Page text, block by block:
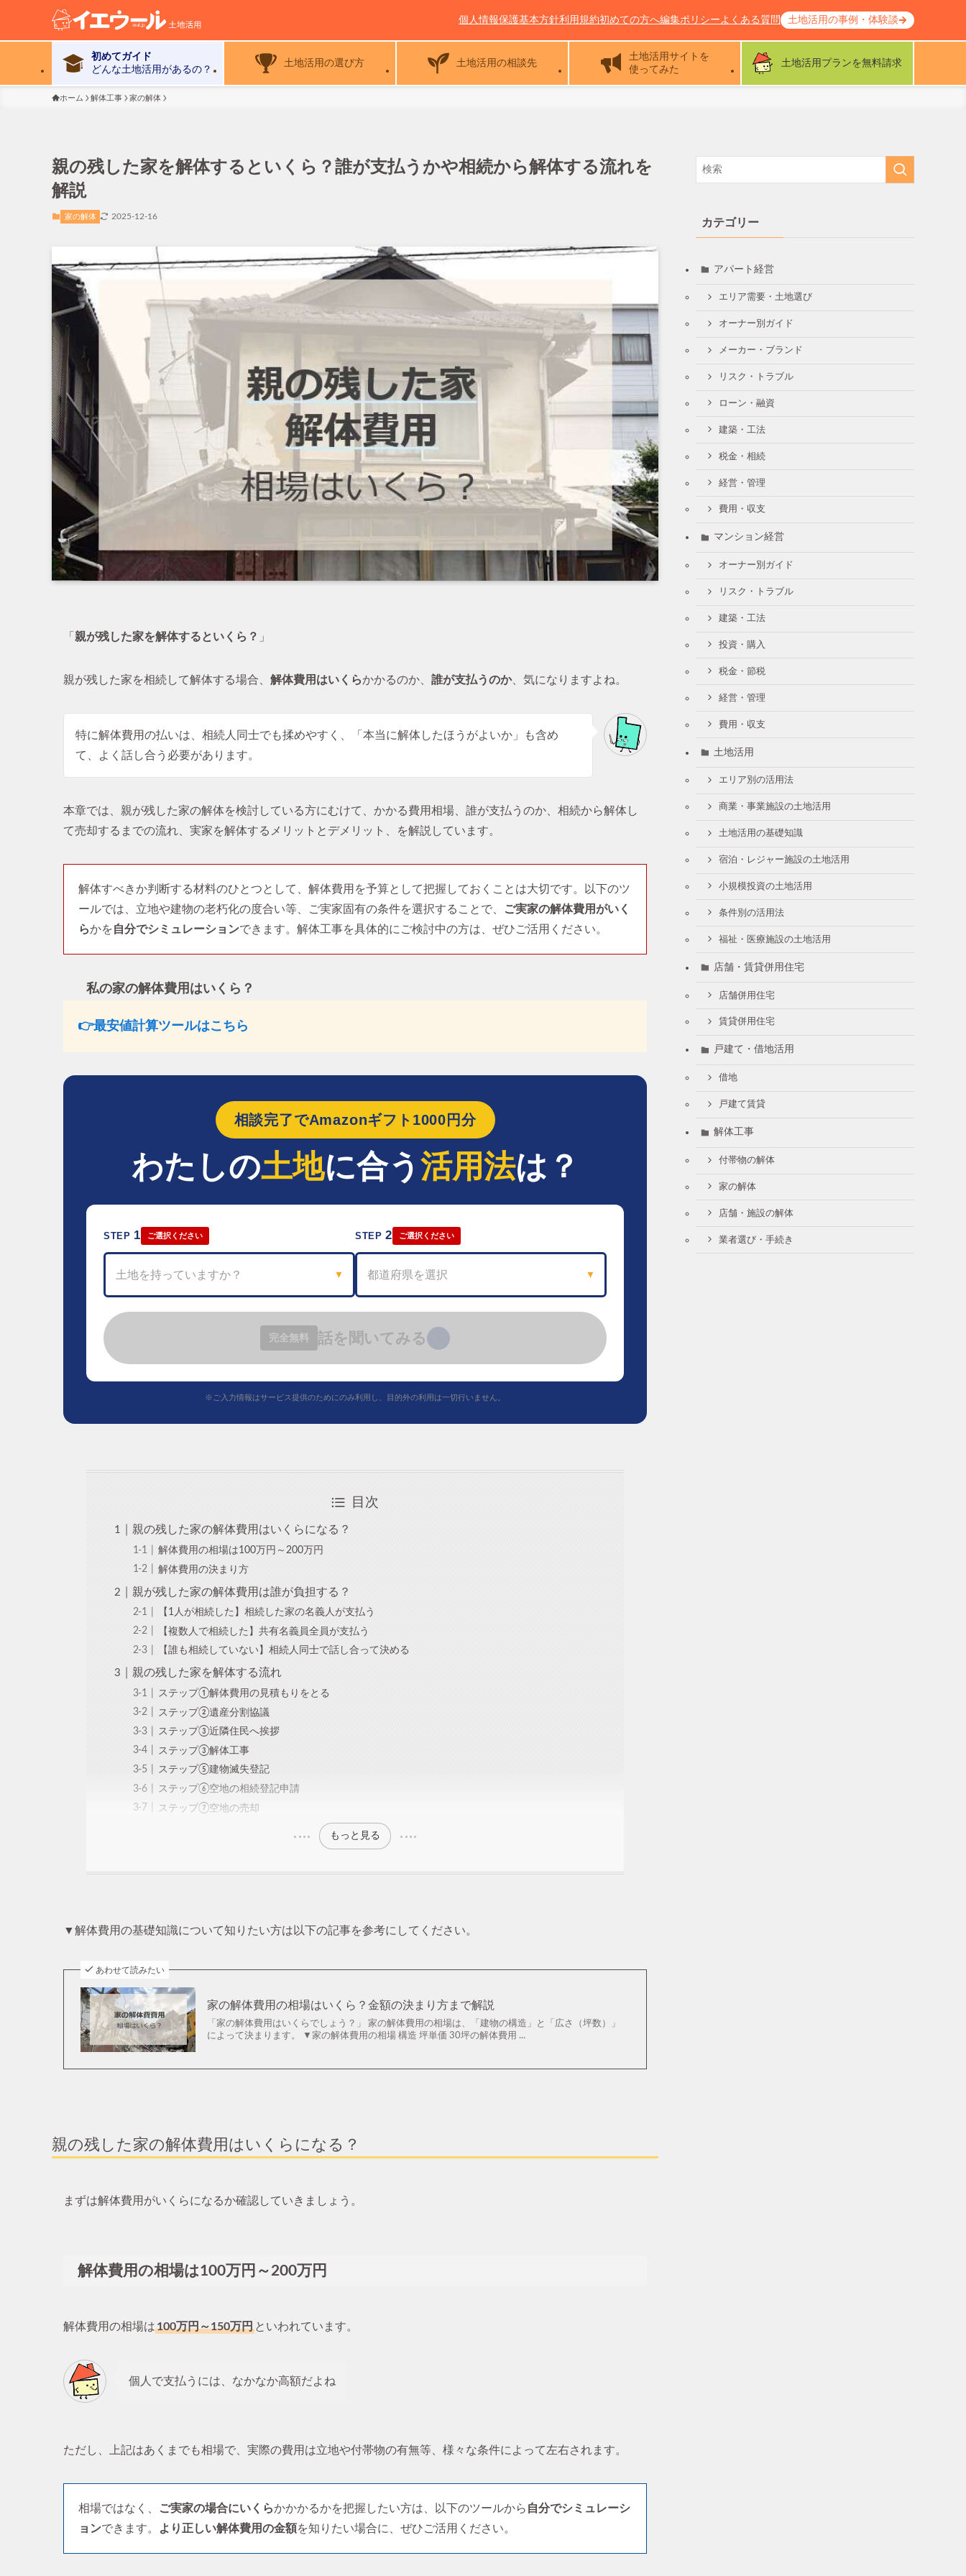
初めてガイド
どんな土地活用があるの？
土地活用の選び方 土地活用の相談先
土地活用サイトを
使ってみた
土地活用プランを無料請求
個人情報保護基本方針利用規約初めての方へ編集ポリシーよくある質問 土地活用の事例・体験談
ホーム 解体工事 家の解体
親の残した家を解体するといくら？誰が支払うかや相続から解体する流れを
解説
家の解体 2025-12-16
「 親が残した家を解体するといくら？ 」
親が残した家を相続して解体する場合、 解体費用はいくらかかるのか、 誰が支払うのか、気になりますよね。
特に解体費用の払いは、相続人同士でも揉めやすく、「本当に解体したほうがよいか」も含め
て、よく話し合う必要があります。
本章では、親が残した家の解体を検討している方にむけて、かかる費用相場、誰が支払うのか、相続から解体し
て売却するまでの流れ、実家を解体するメリットとデメリット、を解説しています。
解体すべきか判断する材料のひとつとして、解体費用を予算として把握しておくことは大切です。以下のツ
ールでは、立地や建物の老朽化の度合い等、ご実家固有の条件を選択することで、
ご実家の解体費用がいく
らかを自分でシミュレーションできます。解体工事を具体的にご検討中の方は、ぜひご活用ください。
私の家の解体費用はいくら？
👉最安値計算ツールはこちら
相談完了でAmazonギフト1000円分
わたしの土地に合う 活用法は？
STEP 1 ご選択ください
土地を持っていますか？ ▼
STEP2 ご選択ください
都道府県を選択 ▼
完全無料 話を聞いてみる
※ご入力情報はサービス提供のためにのみ利用し、目的外の利用は一切行いません。
目次
親の残した家の解体費用はいくらになる？
解体費用の相場は100万円～200万円
解体費用の決まり方
親が残した家の解体費用は誰が負担する？
【1人が相続した】相続した家の名義人が支払う
【複数人で相続した】共有名義員全員が支払う
【誰も相続していない】相続人同士で話し合って決める
親の残した家を解体する流れ
ステップ①解体費用の見積もりをとる
ステップ②遺産分割協議
ステップ③近隣住民へ挨拶
ステップ③解体工事
ステップ⑤建物滅失登記
ステップ⑥空地の相続登記申請
ステップ⑦空地の売却
もっと見る
▼解体費用の基礎知識について知りたい方は以下の記事を参考にしてください。
あわせて読みたい
家の解体費用の相場はいくら？金額の決まり方まで解説
「家の解体費用はいくらでしょう？」 家の解体費用の相場は、「建物の構造」と「広さ（坪数）」
によって決まります。 ▼家の解体費用の相場 構造 坪単価 30坪の解体費用 ...
親の残した家の解体費用はいくらになる？
まずは解体費用がいくらになるか確認していきましょう。
解体費用の相場は100万円～200万円
解体費用の相場は100万円～150万円 といわれています。
個人で支払うには、なかなか高額だよね
ただし、上記はあくまでも相場で、実際の費用は立地や付帯物の有無等、様々な条件によって左右されます。
相場ではなく、 ご実家の場合にいくらかかかるかを把握したい方は、以下のツールから 自分でシミュレーシ
ョンできます。 より正しい解体費用の金額を知りたい場合に、ぜひご活用ください。
カテゴリー
アパート経営
エリア需要・土地選び
オーナー別ガイド
メーカー・ブランド
リスク・トラブル
ローン・融資
建築・工法
税金・相続
経営・管理
費用・収支
マンション経営
オーナー別ガイド
リスク・トラブル
建築・工法
投資・購入
税金・節税
経営・管理
費用・収支
土地活用
エリア別の活用法
商業・事業施設の土地活用
土地活用の基礎知識
宿泊・レジャー施設の土地活用
小規模投資の土地活用
条件別の活用法
福祉・医療施設の土地活用
店舗・賃貸併用住宅
店舗併用住宅
賃貸併用住宅
戸建て・借地活用
借地
戸建て賃貸
解体工事
付帯物の解体
家の解体
店舗・施設の解体
業者選び・手続き